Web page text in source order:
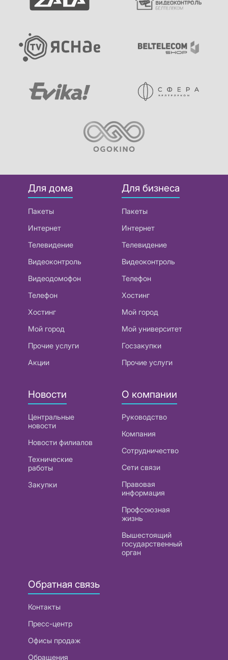
Для дома
Пакеты
Интернет
Телевидение
Видеоконтроль
Видеодомофон
Телефон
Хостинг
Мой город
Прочие услуги
Акции
Для бизнеса
Пакеты
Интернет
Телевидение
Видеоконтроль
Телефон
Хостинг
Мой город
Мой университет
Госзакупки
Прочие услуги
Новости
Центральные
новости
Новости филиалов
Технические
работы
Закупки
О компании
Руководство
Компания
Сотрудничество
Сети связи
Правовая
информация
Профсоюзная
жизнь
Вышестоящий
государственный
орган
Обратная связь
Контакты
Пресс-центр
Офисы продаж
Обращения